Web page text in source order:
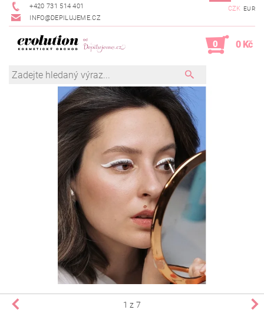
+420 731 514 401
INFO@DEPILUJEME.CZ
CZK EUR
0 0 Kč
1 z 7